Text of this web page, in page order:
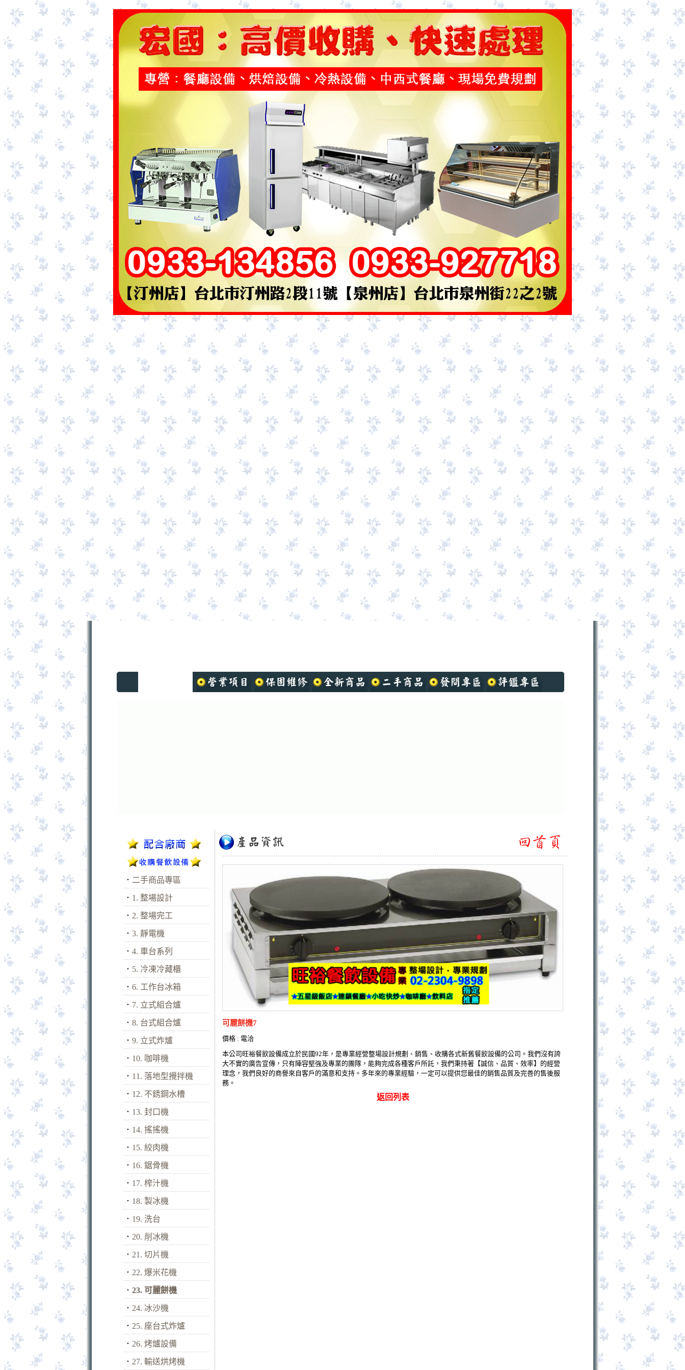
． 二手商品專區
． 1. 整場設計
． 2. 整場完工
． 3. 靜電機
． 4. 車台系列
． 5. 冷凍冷藏櫃
． 6. 工作台冰箱
． 7. 立式組合爐
． 8. 台式組合爐
． 9. 立式炸爐
． 10. 咖啡機
． 11. 落地型攪拌機
． 12. 不銹鋼水槽
． 13. 封口機
． 14. 搖搖機
． 15. 絞肉機
． 16. 鋸骨機
． 17. 榨汁機
． 18. 製冰機
． 19. 洗台
． 20. 削冰機
． 21. 切片機
． 22. 爆米花機
． 23. 可麗餅機
． 24. 冰沙機
． 25. 座台式炸爐
． 26. 烤爐設備
． 27. 輸送烘烤機
可麗餅機7
價格 : 電洽
本公司旺裕餐飲設備成立於民國92年，是專業經營整場設計規劃、銷售、收購各式新舊餐飲設備的公司。我們沒有誇
大不實的廣告宣傳，只有陣容堅強及專業的團隊，能夠完成各種客戶所託，我們秉持著【誠信、品質、效率】的經營
理念，我們良好的商譽來自客戶的滿意和支持。多年來的專業經驗，一定可以提供您最佳的銷售品質及完善的售後服
務。
返回列表